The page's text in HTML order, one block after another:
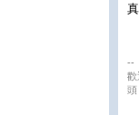
--
歡
頭